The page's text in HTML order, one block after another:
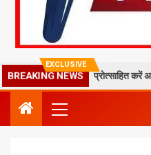
EXCLUSIVE
BREAKING NEWS
स्टाफ को प्रोत्साहित करें